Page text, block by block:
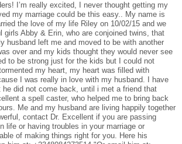
I’m really excited, I never thought getting my
my marriage could be this easy.. My name is
the love of my life Riley on 10/02/15 and we
girls Abby & Erin, who are conjoined twins, that
husband left me and moved to be with another
over and my kids thought they would never see
to be strong just for the kids but I could not
my heart, my heart was filled with
I was really in love with my husband. I have
he did not come back, until i met a friend that
a spell caster, who helped me to bring back
Me and my husband are living happily together
contact Dr. Excellent if you are passing
life or having troubles in your marriage or
of making things right for you. Here his